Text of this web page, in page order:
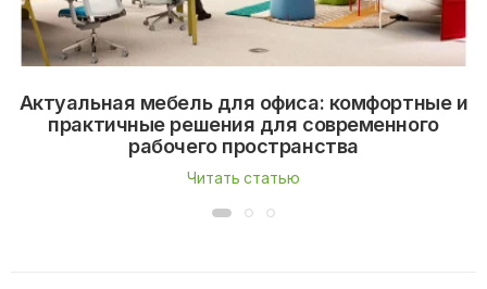
Актуальная мебель для офиса: комфортные и
практичные решения для современного
рабочего пространства
Читать статью